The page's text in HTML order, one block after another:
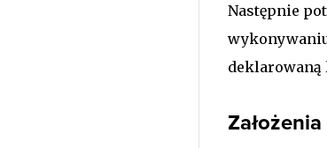
Następnie
deklarowaną